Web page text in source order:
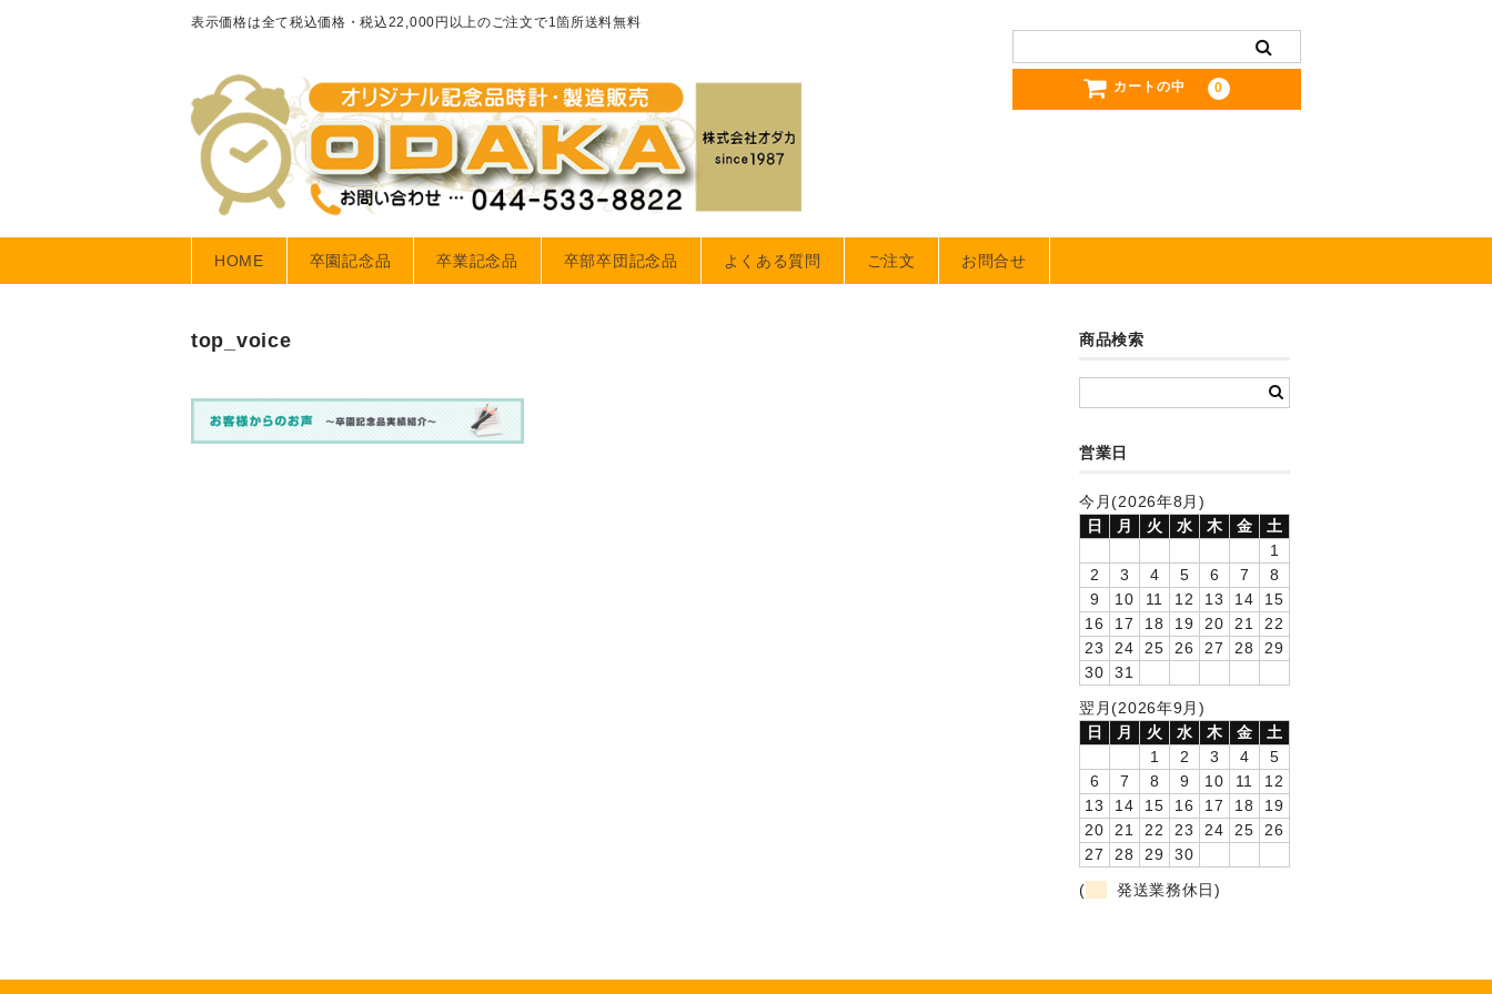
表示価格は全て税込価格・税込22,000円以上のご注文で1箇所送料無料
カートの中 0
HOME 卒園記念品 卒業記念品 卒部卒団記念品 よくある質問 ご注文 お問合せ
top_voice 商品検索
営業日
今月(2026年8月)
日
月 火 水 木 金
土
1
2
3 4 5 6 7
8
9
10 11 12 13 14
15
16
17 18 19 20 21
22
23
24 25 26 27 28
29
30
31
翌月(2026年9月)
日
月 火 水 木 金
土
1
2 3 4
5
6
7 8 9 10 11
12
13
14 15 16 17 18
19
20
21 22 23 24 25
26
27
28 29
30
(
発送業務休日)